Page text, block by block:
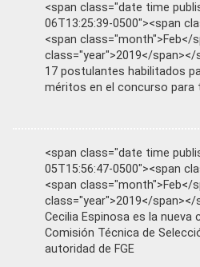
<span class="date time
06T13:25:39-0500"><span
<span class="month">Feb</
class="year">2019</span></
17 postulantes habilitados
méritos en el concurso para
<span class="date time
05T15:56:47-0500"><span
<span class="month">Feb</
class="year">2019</span></
Cecilia Espinosa es la nueva
Comisión Técnica de
autoridad de FGE